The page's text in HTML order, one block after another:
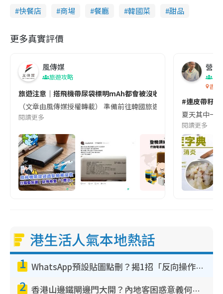
快餐店 商場 餐廳 韓國菜 甜品
更多真實評價
風傳媒
旅遊攻略
旅遊注意｜搭飛機帶尿袋標明mAh都會被沒收😱出發前切記檢查
（文章由風傳媒授權轉載） 準備前往韓國旅遊的民眾，近期要
閱讀更多
營養
香港
#連皮帶籽
夏天其中一
閱讀更多
港生活人氣本地熱話
1 WhatsApp預設貼圖點刪？揭1招「反向操作」還原簡潔介面 附3步實測教學
2 香港山邊鐵閘邊門大開？內地客困惑意義何在！網民神回覆：呢種叫法理性防禦